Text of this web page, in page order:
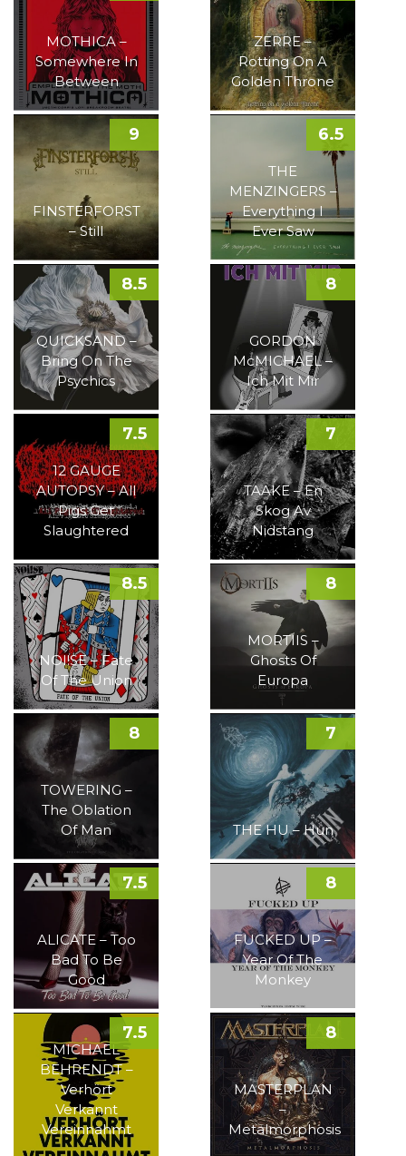
MOTHICA –
Somewhere In
Between
ZERRE –
Rotting On A
Golden Throne
FINSTERFORST
– Still
9
THE
MENZINGERS –
Everything I
Ever Saw
6.5
QUICKSAND –
Bring On The
Psychics
8.5
GORDON
McMICHAEL –
Ich Mit Mir
8
12 GAUGE
AUTOPSY – All
Pigs Get
Slaughtered
7.5
TAAKE – En
Skog Av
Nidstang
7
NOI!SE – Fate
Of The Union
8.5
MORTIIS –
Ghosts Of
Europa
8
TOWERING –
The Oblation
Of Man
8
THE HU – Hun
7
ALICATE – Too
Bad To Be
Good
7.5
FUCKED UP –
Year Of The
Monkey
8
MICHAEL
BEHRENDT –
Verhört
Verkannt
Vereinnahmt
7.5
MASTERPLAN
–
Metalmorphosis
8